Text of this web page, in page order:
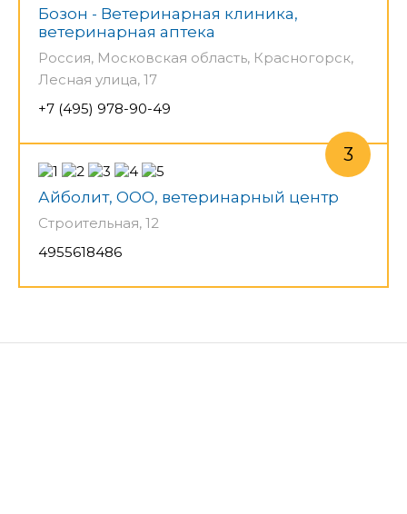
Бозон - Ветеринарная клиника,
ветеринарная аптека
Россия, Московская область, Красногорск,
Лесная улица, 17
+7 (495) 978-90-49
Айболит, ООО, ветеринарный центр
Строительная, 12
4955618486